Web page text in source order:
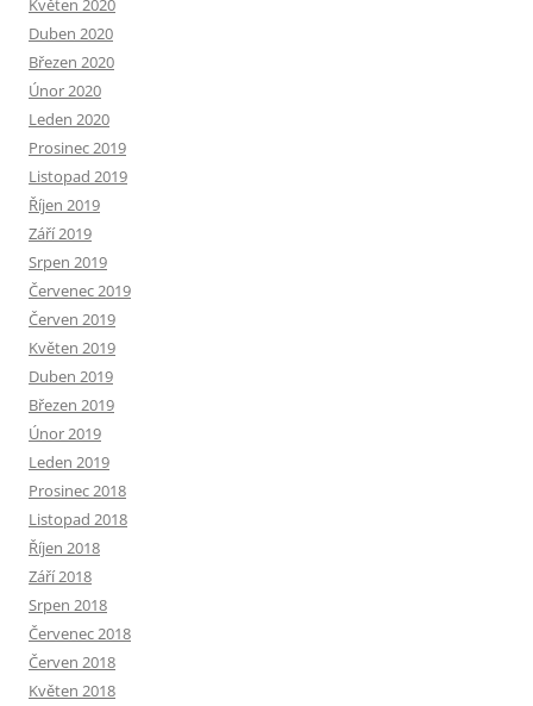
Květen 2020
Duben 2020
Březen 2020
Únor 2020
Leden 2020
Prosinec 2019
Listopad 2019
Říjen 2019
Září 2019
Srpen 2019
Červenec 2019
Červen 2019
Květen 2019
Duben 2019
Březen 2019
Únor 2019
Leden 2019
Prosinec 2018
Listopad 2018
Říjen 2018
Září 2018
Srpen 2018
Červenec 2018
Červen 2018
Květen 2018